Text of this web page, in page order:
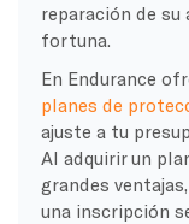
reparación de su
fortuna.
En Endurance
planes de
ajuste a tu
Al adquirir un
grandes
una inscripción